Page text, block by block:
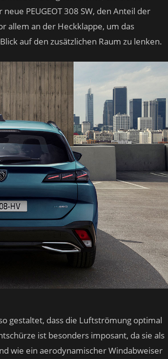
PEUGEOT 308 SW, den Anteil der
allem an der Heckklappe, um das
auf den zusätzlichen Raum zu lenken.
gestaltet, dass die Luftströmung optimal
ist besonders imposant, da sie als
wie ein aerodynamischer Windabweiser